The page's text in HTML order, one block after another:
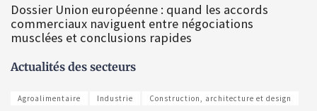
Dossier Union européenne : quand les accords
commerciaux naviguent entre négociations
musclées et conclusions rapides
Actualités des secteurs
Agroalimentaire Industrie Construction, architecture et design